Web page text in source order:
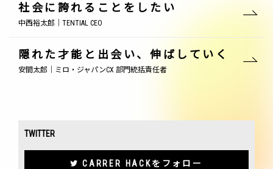
社会に誇れることをしたい
中西裕太郎｜TENTIAL CEO
隠れた才能と出会い、伸ばしていく
安間太郎｜ミロ・ジャパンCX 部門統括責任者
TWITTER
CARRER HACKをフォロー